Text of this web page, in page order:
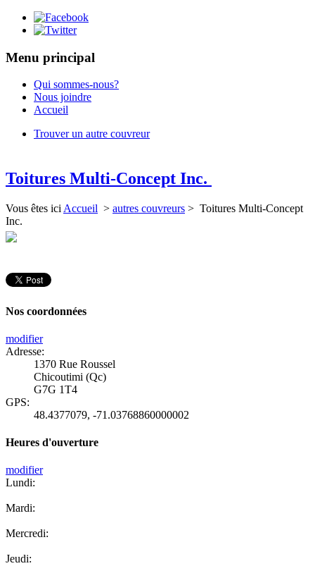
Menu principal
Qui sommes-nous?
Nous joindre
Accueil
Trouver un autre couvreur
Toitures Multi-Concept Inc.
Vous êtes ici Accueil > autres couvreurs > Toitures Multi-Concept
Inc.
Nos coordonnées
modifier
Adresse:
1370 Rue Roussel
Chicoutimi (Qc)
G7G 1T4
GPS:
48.4377079, -71.03768860000002
Heures d'ouverture
modifier
Lundi:
Mardi:
Mercredi:
Jeudi: